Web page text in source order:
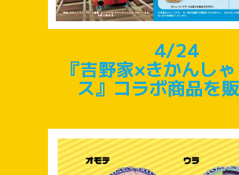
4/24
『吉野家×きかんし
ス』コラボ商品を販